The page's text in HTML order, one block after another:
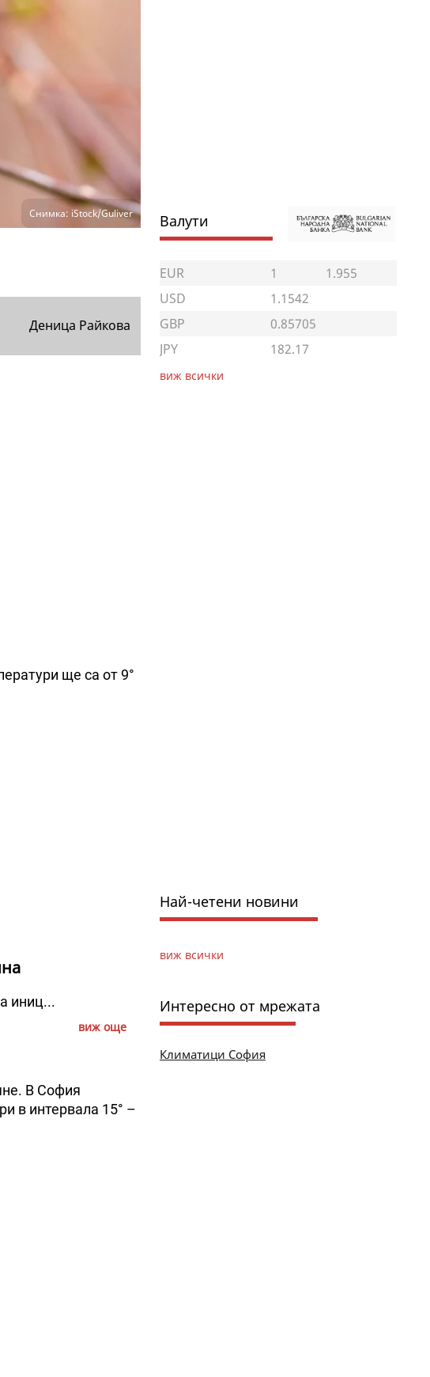
Снимка: iStock/Guliver
Деница Райкова
ще са от 9°
иниц...
виж още
В София
в интервала 15° –
Валути
EUR 1
1.955
USD
1.1542
GBP
0.85705
JPY
182.17
виж всички
Най-четени новини
виж всички
Интересно от мрежата
Климатици София